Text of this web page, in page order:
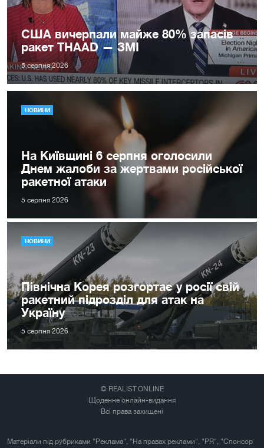
США вичерпали майже 80% запасів
ракет THAAD — ЗМІ
5 серпня 2026
НОВИНИ
На Київщині 6 серпня оголосили
Днем жалоби за жертвами російської
ракетної атаки
5 серпня 2026
НОВИНИ
Північна Корея розгортає у росії свій
ракетний підрозділ для атак на
Україну
5 серпня 2026
© REALIST.ONLINE
Щоденне онлайн-видання
Всі права захищені
Матеріали під рубриками "Реклама", "На правах реклами", "PR", "Спонсор